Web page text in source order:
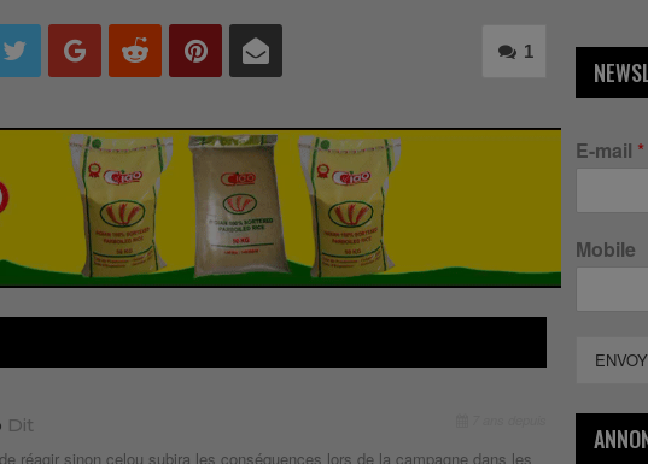
1
Dit
réagir sinon celou subira les conséquences lors de la campagne dans les
E-mail *
Mobile